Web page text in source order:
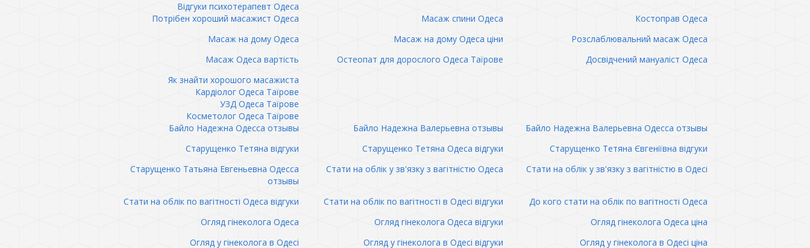
Відгуки психотерапевт Одеса
Потрібен хороший масажист Одеса
Масаж спини Одеса
Костоправ Одеса
Масаж на дому Одеса
Масаж на дому Одеса ціни
Розслаблювальний масаж Одеса
Масаж Одеса вартість
Остеопат для дорослого Одеса Таїрове
Досвідчений мануаліст Одеса
Як знайти хорошого масажиста
Кардіолог Одеса Таїрове
УЗД Одеса Таїрове
Косметолог Одеса Таїрове
Байло Надежна Одесса отзывы
Байло Надежна Валерьевна отзывы
Байло Надежна Валерьевна Одесса отзывы
Старущенко Тетяна відгуки
Старущенко Тетяна Одеса відгуки
Старущенко Тетяна Євгеніївна відгуки
Старущенко Татьяна Евгеньевна Одесса
отзывы
Стати на облік у зв'язку з вагітністю Одеса Стати на облік у зв'язку з вагітністю в Одесі
Стати на облік по вагітності Одеса відгуки Стати на облік по вагітності в Одесі відгуки
До кого стати на облік по вагітності Одеса
Огляд гінеколога Одеса
Огляд гінеколога Одеса відгуки
Огляд гінеколога Одеса ціна
Огляд у гінеколога в Одесі
Огляд у гінеколога в Одесі відгуки Огляд у гінеколога в Одесі ціна